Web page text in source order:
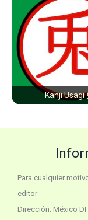
Kanji Usagi
Para cualquier
editor
Dirección: México